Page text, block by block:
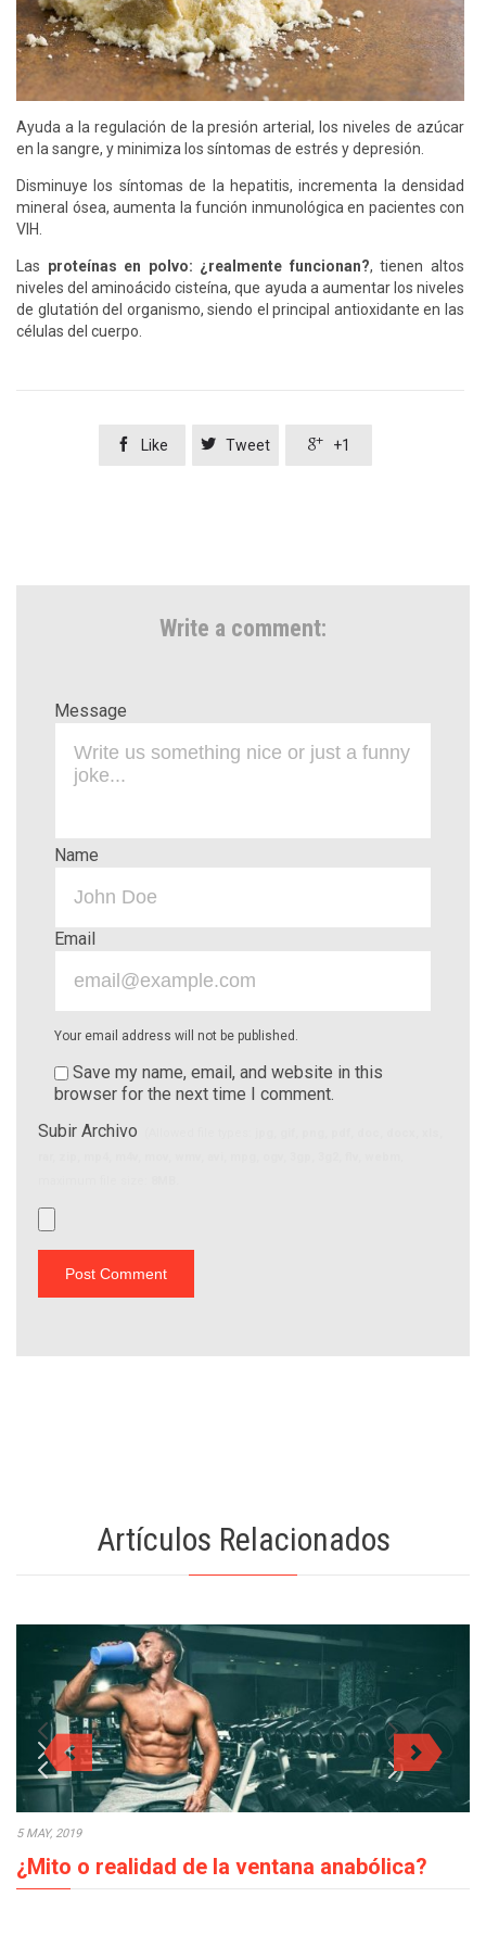
Ayuda a la regulación de la presión arterial, los niveles de azúcar
en la sangre, y minimiza los síntomas de estrés y depresión.
Disminuye los síntomas de la hepatitis, incrementa la densidad
mineral ósea, aumenta la función inmunológica en pacientes con
VIH.
Las proteínas en polvo: ¿realmente funcionan?, tienen altos
niveles del aminoácido cisteína, que ayuda a aumentar los niveles
de glutatión del organismo, siendo el principal antioxidante en las
células del cuerpo.
 Like  Tweet  +1
Write a comment:
Message
Name
Email
Your email address will not be published.
Save my name, email, and website in this
browser for the next time I comment.
Subir Archivo
Artículos Relacionados
5 MAY, 2019
¿Mito o realidad de la ventana anabólica?